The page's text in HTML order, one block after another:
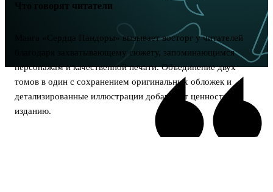
Что говорят читатели
Манга «Сердца Пандоры» вызывает восторг у читателей
благодаря захватывающему сюжету, запоминающимся
персонажам и качественной печати. Объединение двух
томов в один с сохранением оригинальных обложек и
детализированные иллюстрации добавляют ценность
изданию.